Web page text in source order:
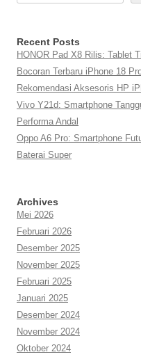
Recent Posts
HONOR Pad X8 Rilis: Tablet
Bocoran Terbaru iPhone 18
Rekomendasi Aksesoris HP
Vivo Y21d: Smartphone
Performa Andal
Oppo A6 Pro: Smartphone
Baterai Super
Archives
Mei 2026
Februari 2026
Desember 2025
November 2025
Februari 2025
Januari 2025
Desember 2024
November 2024
Oktober 2024